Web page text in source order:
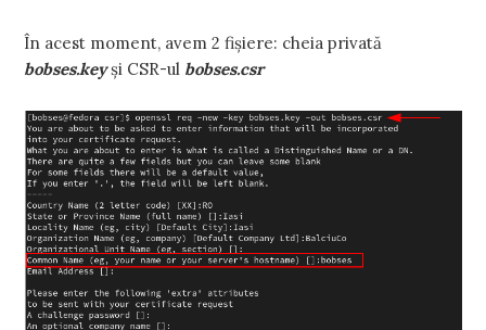
În acest moment, avem 2 fișiere: cheia privată
bobses.keyși CSR-ul bobses.csr